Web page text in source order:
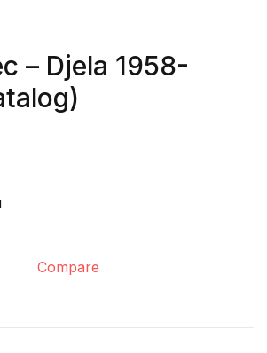
– Djela 1958-
Compare